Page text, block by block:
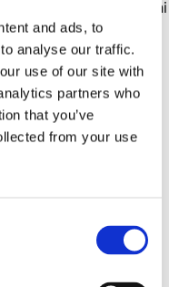
and ads, to
analyse our traffic.
use of our site with
partners who
that you’ve
from your use
che le vendite di
[...]
,Diritto civile,